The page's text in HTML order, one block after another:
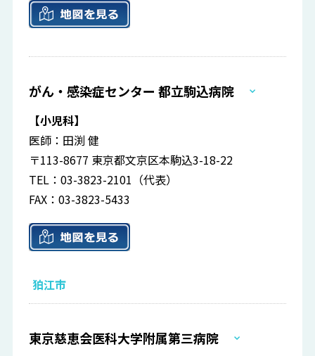
がん・感染症センター 都立駒込病院
【小児科】
医師：田渕 健
〒113-8677 東京都文京区本駒込3-18-22
TEL：03-3823-2101（代表）
FAX：03-3823-5433
狛江市
東京慈恵会医科大学附属第三病院